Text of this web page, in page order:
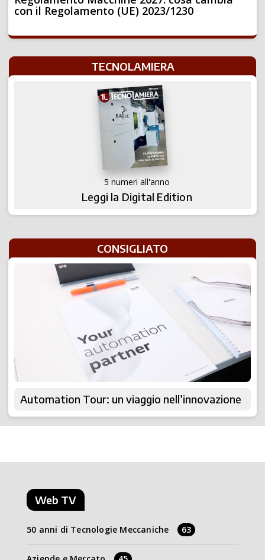
con il Regolamento (UE) 2023/1230
TECNOLAMIERA
5 numeri all'anno
Leggi la Digital Edition
CONSIGLIATO
Automation Tour: un viaggio nell’innovazione
Web TV
50 anni di Tecnologie Meccaniche 63